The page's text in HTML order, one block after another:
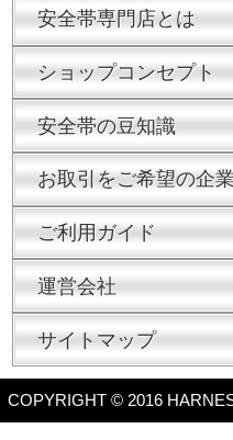
安全帯専門店とは
ショップコンセプト
安全帯の豆知識
お取引をご希望の企
ご利用ガイド
運営会社
サイトマップ
COPYRIGHT © 2016